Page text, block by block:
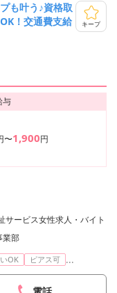
キープ
も叶う♪資格取
！交通費支給
与
〜1,900円
サービス女性求人・バイト
業部
OK ピアス可 ...